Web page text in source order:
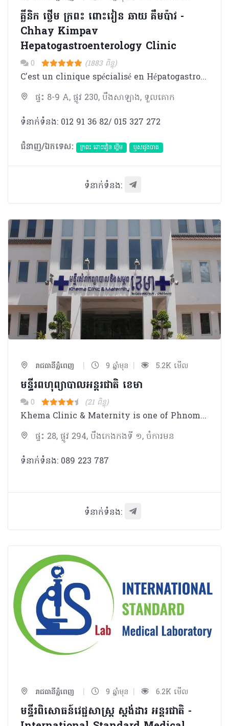
គ្លីនិក ថ្លើម ក្រពះ ពោះវៀន ឆាយ​ គឹមប៉ាវ -
Chhay Kimpav
Hepatogastroenterology Clinic
0 (1883 ពិន្ទុ)
C'est un clinique spécialisé en Hépatogastroentérologie fondé en 2007. Il est dirigé par Dr. CHHAY Kimpav qui état ancien FFI à l'Hôpital de la Croix-Rousse et Pitié Salpêtrière ( Paris et Lyon ).Maintenant il est cherf du service d'Hépatogastroentérologie de l'Hôpital d'Amitié Khmer- Soviet.
ផ្ទះ 8-9 A, ផ្លូវ 230, បឹងសាឡាង, ទួលគោក
ទំនាក់ទំនង: 012 91 36 82/ 015 327 272
ជំនាញ/ឯកទេស:
ក្រពះ ពោះវៀន ថ្លើម ឫសដូងបាត
ទំនាក់ទំនង:
រាជធានីភ្នំពេញ | 9 ឆ្នាំមុន | 5.2K មើល
មន្ទី្ទរពហុព្យាបាលអន្តរជាតិ​ ខេមា
0 (21 ពិន្ទុ)
Khema Clinic & Maternity is one of Phnom Penh’s most outstanding private medical facilities in the Cambodia capital, capable of providing quality services to meet the health care needs of residents, expatriates and visitors alike. Khema Clinic & Maternity is the successor of SH Clinic, which opened its doors in August 2008. During its three-and-a-half years of operation, SH Clinic served more than 3,600 people on an out-patient basis, cared for 255 patients in the facility and provided health care for 22 people with chronic conditions in their own homes with our reliable home-care teams. Due to increasing demand, SH Clinic upgraded its services, becoming Khema Clinic & Maternity and put itself on a par with other state-of-the-art facilities and services in the region. Our goal is that the needs of our valued customers will be met to the fullest through a combination of our patient-centered facility and services and a caring and capable staff possessing the highest level of professional integrity. Your good health is our highest concern.
ផ្ទះ 28, ផ្លូវ 294, បឹងកេងកងទី ១, ចំការមន
ទំនាក់ទំនង: 089 223 787
ទំនាក់ទំនង:
រាជធានីភ្នំពេញ | 9 ឆ្នាំមុន | 6.2K មើល
មន្ទីរពិសោធន៍វេជ្ជសាស្រ្ត ស្តង់ដារ អន្តរជាតិ -